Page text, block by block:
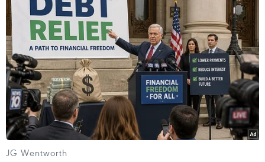
JG Wentworth